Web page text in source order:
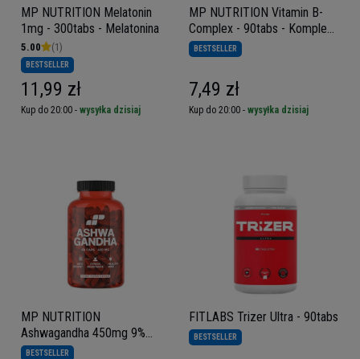
MP NUTRITION Melatonin
1mg - 300tabs - Melatonina
5.00 (1)
BESTSELLER
11,99 zł
Kup do 20:00 - wysyłka dzisiaj
MP NUTRITION Vitamin B-
Complex - 90tabs - Kompleks
Witamin B
BESTSELLER
7,49 zł
Kup do 20:00 - wysyłka dzisiaj
MP NUTRITION
Ashwagandha 450mg 9%
witanolidów - 60 caps
BESTSELLER
FITLABS Trizer Ultra - 90tabs
BESTSELLER